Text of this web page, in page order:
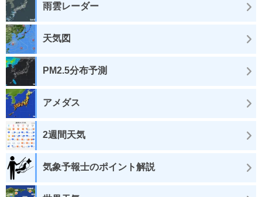
雨雲レーダー
天気図
PM2.5分布予測
アメダス
2週間天気
気象予報士のポイント解説